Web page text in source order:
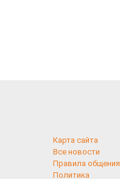
Карта сайта
Все новости
Правила общения
Политика